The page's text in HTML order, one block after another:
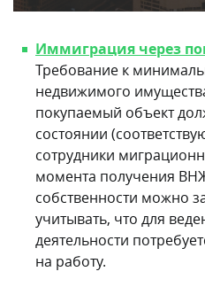
Иммиграция через
Требование к
недвижимого
покупаемый объект
состоянии
сотрудники
момента получения
собственности можно
учитывать, что для
деятельности
на работу.